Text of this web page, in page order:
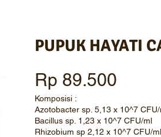
PUPUK HAYATI
Rp 89.500
Komposisi :
Azotobacter sp. 5,13 x 10^7
Bacillus sp. 1,23 x 10^7 CFU/ml
Rhizobium sp 2,12 x 10^7 CFU/ml